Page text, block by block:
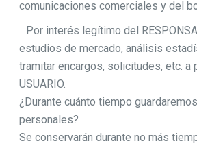
comunicaciones comerciales y del
Por interés legítimo del
estudios de mercado, análisis
tramitar encargos, solicitudes, etc. a
USUARIO.
¿Durante cuánto tiempo
personales?
Se conservarán durante no más